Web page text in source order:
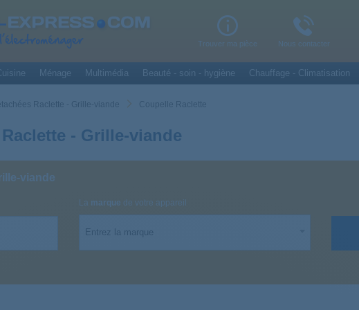
Trouver ma pièce Nous contacter
Ménage Multimédia Beauté - soin - hygiène Chauffage - Climatisation
Raclette - Grille-viande Coupelle Raclette
- Grille-viande
viande
La marque de votre appareil
Entrez la marque